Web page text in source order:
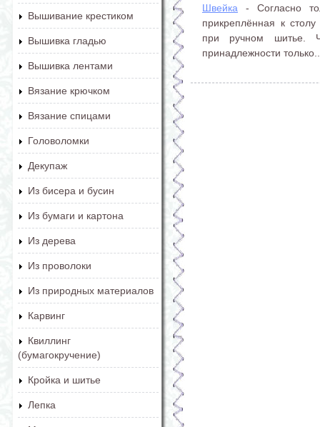
Вышивание крестиком
Вышивка гладью
Вышивка лентами
Вязание крючком
Вязание спицами
Головоломки
Декупаж
Из бисера и бусин
Из бумаги и картона
Из дерева
Из проволоки
Из природных материалов
Карвинг
Квиллинг
(бумагокручение)
Кройка и шитье
Лепка
Швейка - Согласно
прикреплённая к
при ручном шитье.
принадлежности